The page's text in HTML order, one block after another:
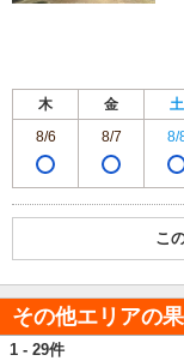
木 金 土
8/6
8/7 8/
こ
その他エリアの
1 - 29件